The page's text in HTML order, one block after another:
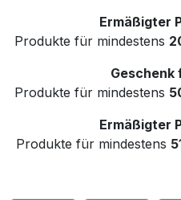
Ermäßigter
Produkte für mindestens
Geschenk
Produkte für mindestens
Ermäßigter
Produkte für mindestens